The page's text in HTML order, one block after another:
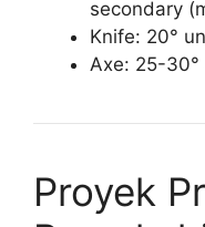
secondary
Knife: 20°
Axe: 25-
Proyek